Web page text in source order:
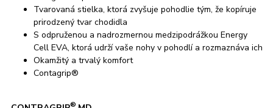
Tvarovaná stielka, ktorá zvyšuje pohodlie tým, že kopíruje
prirodzený tvar chodidla
S odpruženou a nadrozmernou medzipodrážkou Energy
Cell EVA, ktorá udrží vaše nohy v pohodlí a rozmaznáva ich
Okamžitý a trvalý komfort
Contagrip®
®